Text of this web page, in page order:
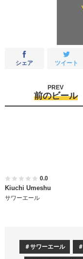
シェア ツイート
前のビール
PREV
0.0
Kiuchi Umeshu
サワーエール
サワーエール